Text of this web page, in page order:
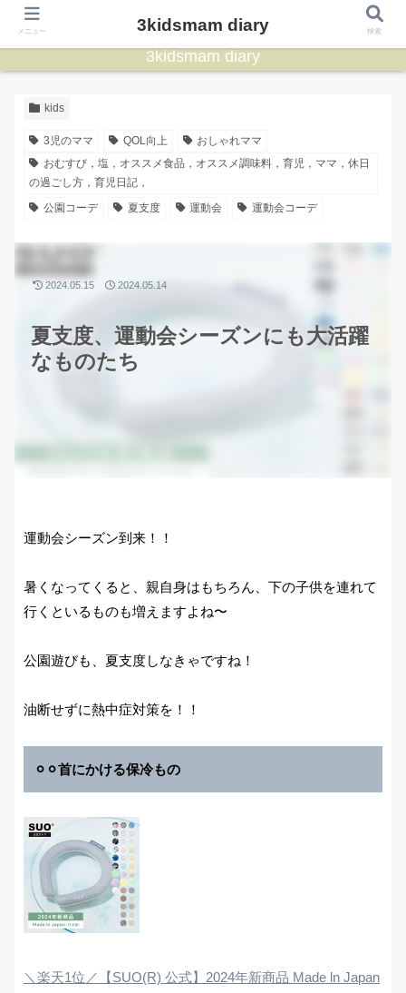
3kidsmam diary
kids
3児のママ QOL向上
おしゃれママ
おむすび，塩，オススメ食品，オススメ調味料，育児，ママ，休日
の過ごし方，育児日記，
公園コーデ
夏支度 運動会 運動会コーデ
夏支度、運動会シーズンにも大活躍
なものたち
2024.05.15 2024.05.14
運動会シーズン到来！！
暑くなってくると、親自身はもちろん、下の子供を連れて
行くといるものも増えますよね〜
公園遊びも、夏支度しなきゃですね！
油断せずに熱中症対策を！！
⚪︎⚪︎首にかける保冷もの
＼楽天1位／【SUO(R) 公式】2024年新商品 Made ln Japan
メニュー 3kidsmam diary 検索